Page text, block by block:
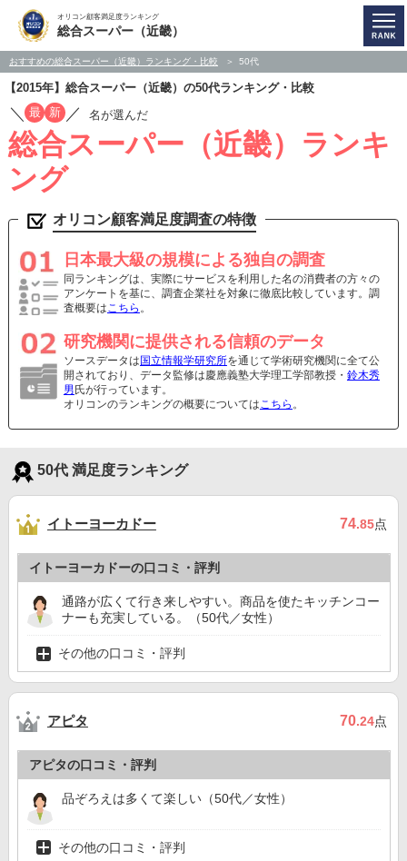
オリコン顧客満足度ランキング
総合スーパー（近畿）
おすすめの総合スーパー（近畿）ランキング・比較 50代
【2015年】総合スーパー（近畿）の50代ランキング・比較
／ 最 新 ／ 名が選んだ
総合スーパー（近畿）ランキ
ング
オリコン顧客満足度調査の特徴
日本最大級の規模による独自の調査
同ランキングは、実際にサービスを利用した名の消費者の方々の
アンケートを基に、調査企業社を対象に徹底比較しています。調
査概要はこちら 。
研究機関に提供される信頼のデータ
ソースデータは 国立情報学研究所を通じて学術研究機関に全て公
開されており、データ監修は慶應義塾大学理工学部教授・ 鈴木秀
男 氏が行っています。
オリコンのランキングの概要についてはこちら 。
50代 満足度ランキング
イトーヨーカドー 74.85点
イトーヨーカドーの口コミ・評判
通路が広くて行き来しやすい。商品を使たキッチンコー
ナーも充実している。（50代／女性）
その他の口コミ・評判
アピタ 70.24点
アピタの口コミ・評判
品ぞろえは多くて楽しい（50代／女性）
その他の口コミ・評判